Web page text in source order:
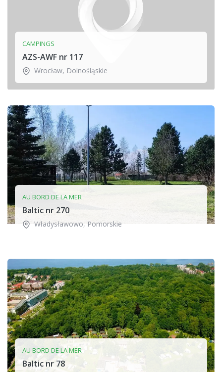
CAMPINGS
AZS-AWF nr 117
Wrocław, Dolnośląskie
AU BORD DE LA MER
Baltic nr 270
Władysławowo, Pomorskie
AU BORD DE LA MER
Baltic nr 78